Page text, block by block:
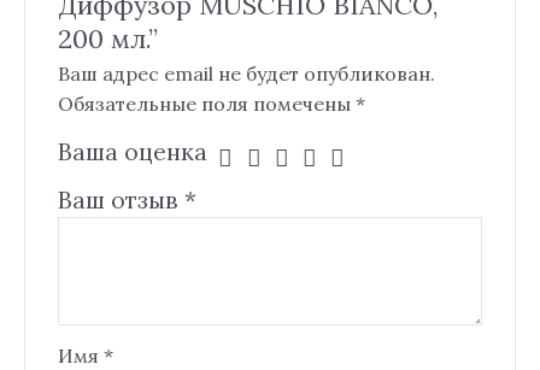
200 мл.”
Ваш адрес email не будет опубликован.
Обязательные поля помечены *
Ваша оценка
Ваш отзыв *
Имя *